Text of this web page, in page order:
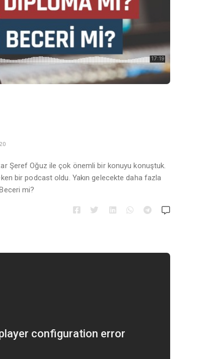
Şeref Oğuz ile çok önemli bir konuyu konuştuk.
bir podcast oldu. Yakın gelecekte daha fazla
mi?